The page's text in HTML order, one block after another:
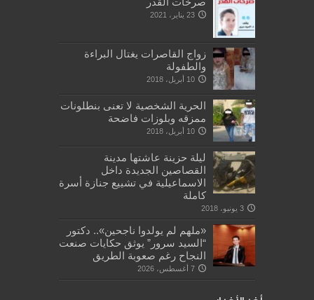
23 يناير، 2021
زواج القاصرات يغتال البراءة
والطفولة
10 أبريل، 2018
الحرية الشخصية لا تعنى بنطلونات
ممزقه وبلوزات فاضحة
10 أبريل، 2018
ليلة حزينة عاشتها مدينة
القصاصين الجديدة داخل
الاسماعيلية في تشييع جنازة أسرة
كاملة
3 يونيو، 2018
«ملهم لم يولدوا ناجحين».. دكتور
“السيد سرور” يوثق حكايات صنعت
النجاح رغم صعوبة الطريق
7 أغسطس، 2026